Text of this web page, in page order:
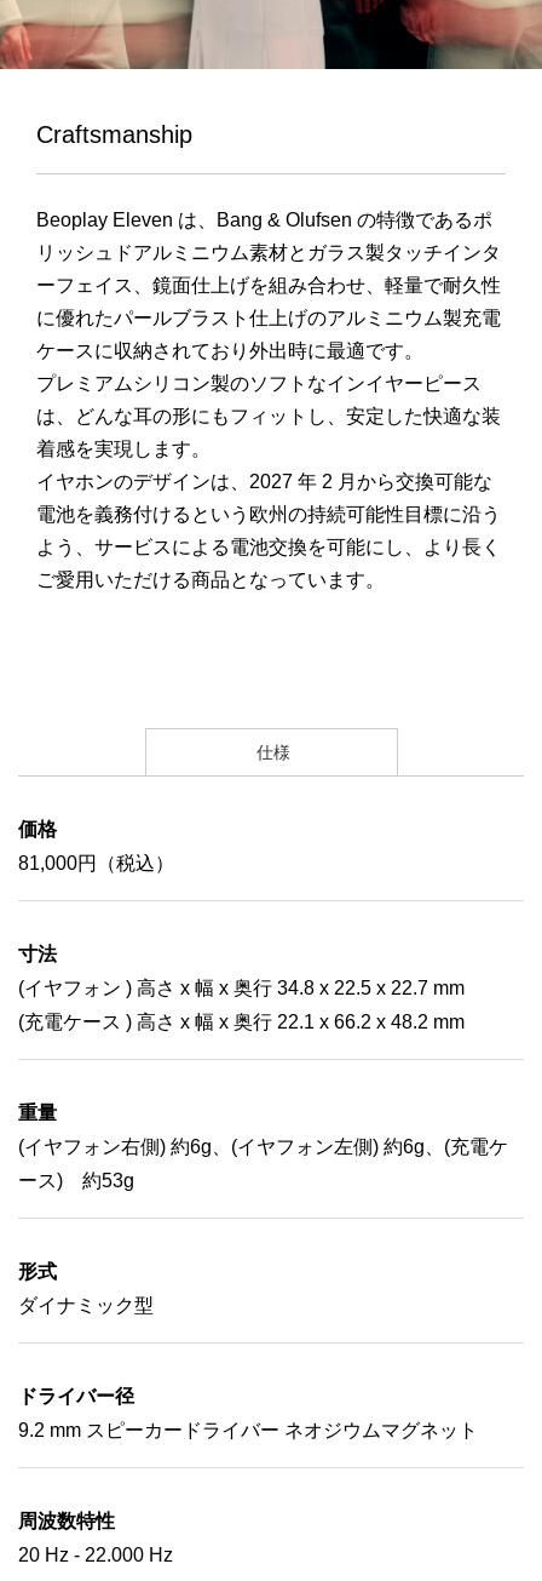
Craftsmanship
Beoplay Eleven は、Bang & Olufsen の特徴であるポ
リッシュドアルミニウム素材とガラス製タッチインタ
ーフェイス、鏡面仕上げを組み合わせ、軽量で耐久性
に優れたパールブラスト仕上げのアルミニウム製充電
ケースに収納されており外出時に最適です。
プレミアムシリコン製のソフトなインイヤーピース
は、どんな耳の形にもフィットし、安定した快適な装
着感を実現します。
イヤホンのデザインは、2027 年 2 月から交換可能な
電池を義務付けるという欧州の持続可能性目標に沿う
よう、サービスによる電池交換を可能にし、より長く
ご愛用いただける商品となっています。
仕様
価格
81,000円（税込）
寸法
(イヤフォン ) 高さ x 幅 x 奥行 34.8 x 22.5 x 22.7 mm
(充電ケース ) 高さ x 幅 x 奥行 22.1 x 66.2 x 48.2 mm
重量
(イヤフォン右側) 約6g、(イヤフォン左側) 約6g、(充電ケ
ース) 約53g
形式
ダイナミック型
ドライバー径
9.2 mm スピーカードライバー ネオジウムマグネット
周波数特性
20 Hz - 22.000 Hz